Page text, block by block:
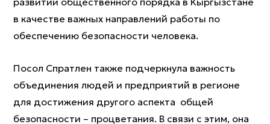
в качестве важных направлений работы по
обеспечению безопасности человека.
Посол Спратлен также подчеркнула важность
объединения людей и предприятий в регионе
для достижения другого аспекта общей
безопасности – процветания. В связи с этим, она